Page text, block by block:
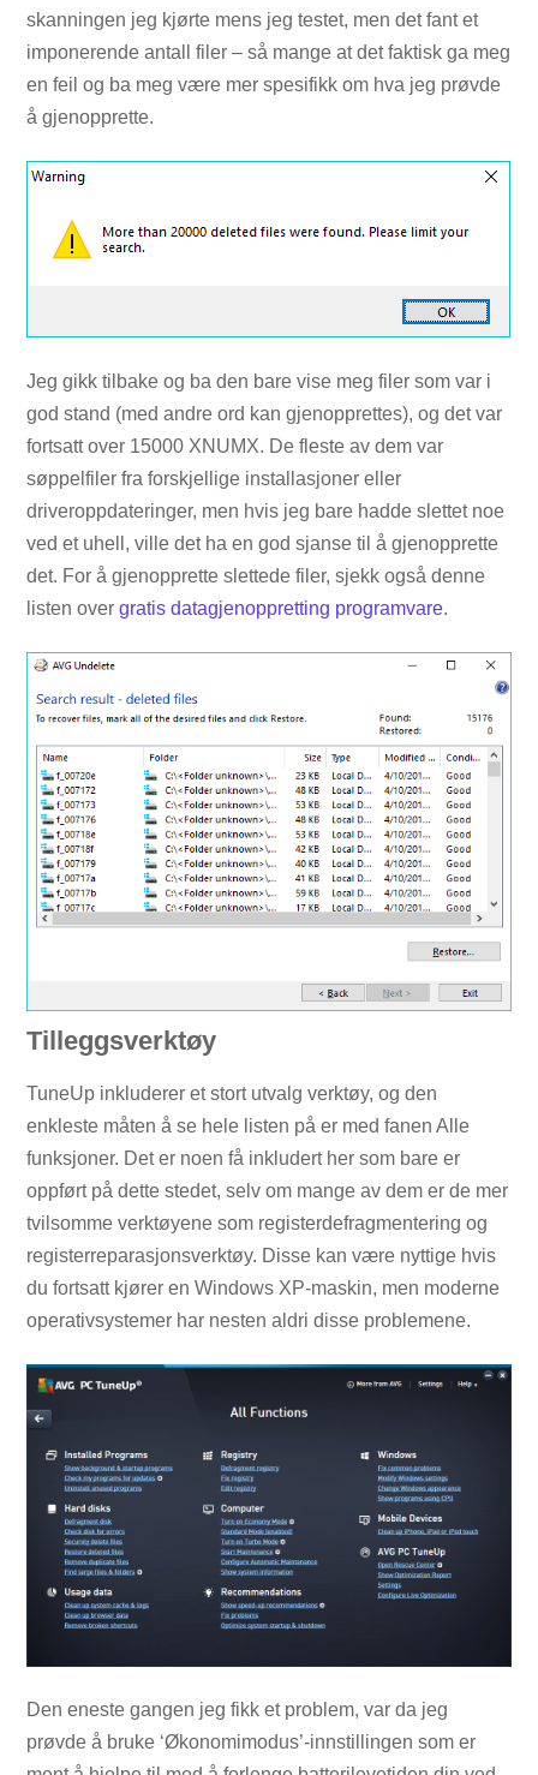
skanningen jeg kjørte mens jeg testet, men det fant et
imponerende antall filer – så mange at det faktisk ga meg
en feil og ba meg være mer spesifikk om hva jeg prøvde
å gjenopprette.
Jeg gikk tilbake og ba den bare vise meg filer som var i
god stand (med andre ord kan gjenopprettes), og det var
fortsatt over 15000 XNUMX. De fleste av dem var
søppelfiler fra forskjellige installasjoner eller
driveroppdateringer, men hvis jeg bare hadde slettet noe
ved et uhell, ville det ha en god sjanse til å gjenopprette
det. For å gjenopprette slettede filer, sjekk også denne
listen overgratis datagjenoppretting programvare.
Tilleggsverktøy
TuneUp inkluderer et stort utvalg verktøy, og den
enkleste måten å se hele listen på er med fanen Alle
funksjoner. Det er noen få inkludert her som bare er
oppført på dette stedet, selv om mange av dem er de mer
tvilsomme verktøyene som registerdefragmentering og
registerreparasjonsverktøy. Disse kan være nyttige hvis
du fortsatt kjører en Windows XP-maskin, men moderne
operativsystemer har nesten aldri disse problemene.
Den eneste gangen jeg fikk et problem, var da jeg
prøvde å bruke ‘Økonomimodus’-innstillingen som er